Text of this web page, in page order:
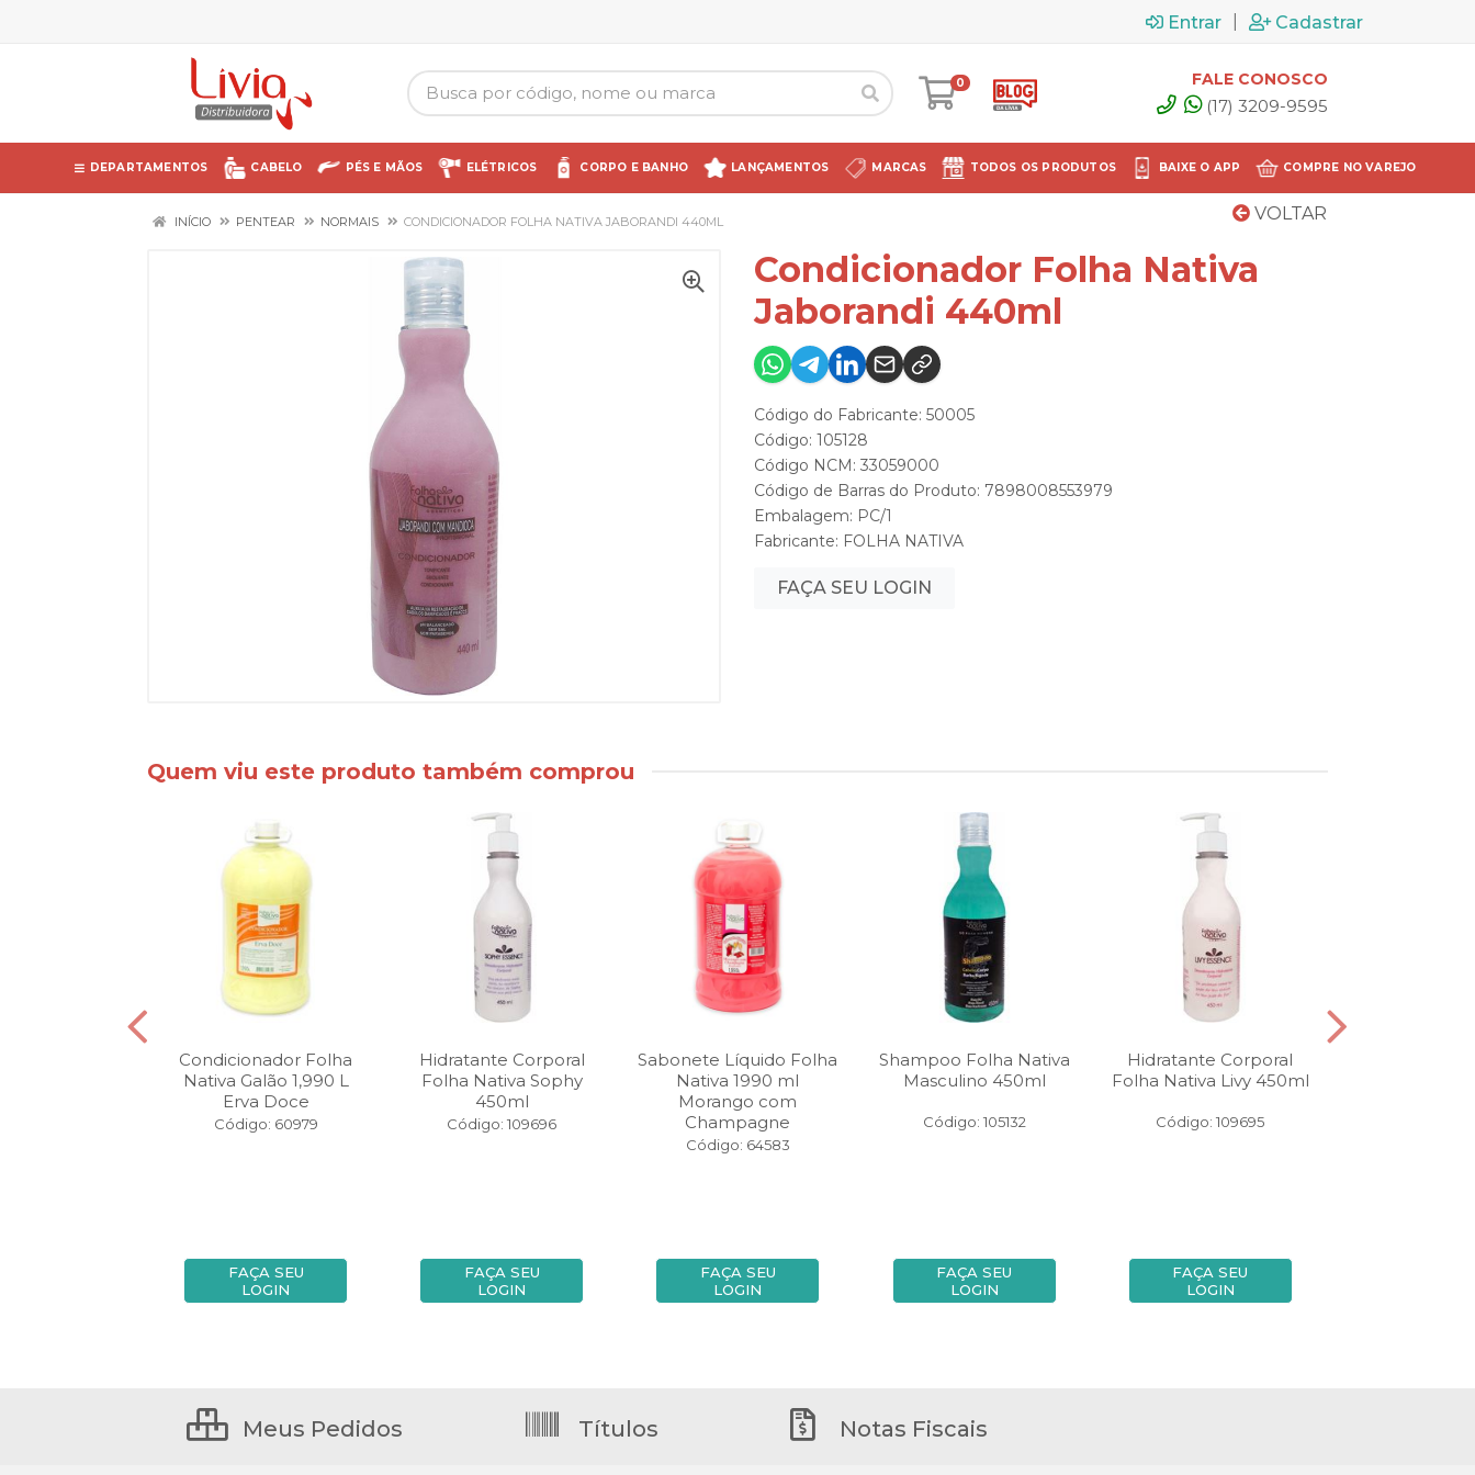
Entrar Cadastrar
0 FALE CONOSCO
(17) 3209-9595
DEPARTAMENTOS CABELO PÉS E MÃOS ELÉTRICOS CORPO E BANHO LANÇAMENTOS MARCAS TODOS OS PRODUTOS BAIXE O APP COMPRE NO VAREJO
VOLTAR
INÍCIO PENTEAR NORMAIS CONDICIONADOR FOLHA NATIVA JABORANDI 440ML
Condicionador Folha Nativa
Jaborandi 440ml
Código do Fabricante: 50005
Código: 105128
Código NCM: 33059000
Código de Barras do Produto: 7898008553979
Embalagem: PC/1
Fabricante: FOLHA NATIVA
FAÇA SEU LOGIN
Quem viu este produto também comprou
Condicionador Folha
Nativa Galão 1,990 L
Erva Doce
Código: 60979
FAÇA SEU
LOGIN
Hidratante Corporal
Folha Nativa Sophy
450ml
Código: 109696
FAÇA SEU
LOGIN
Sabonete Líquido Folha
Nativa 1990 ml
Morango com
Champagne
Código: 64583
FAÇA SEU
LOGIN
Shampoo Folha Nativa
Masculino 450ml
Código: 105132
FAÇA SEU
LOGIN
Hidratante Corporal
Folha Nativa Livy 450ml
Código: 109695
FAÇA SEU
LOGIN
Meus Pedidos Títulos Notas Fiscais